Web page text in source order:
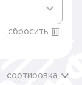
сбросить
сортировка